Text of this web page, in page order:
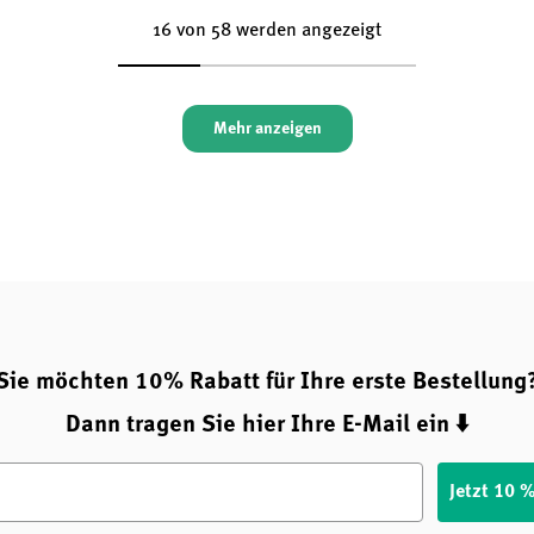
16 von 58 werden angezeigt
Mehr anzeigen
möchten 10% Rabatt für Ihre erste
Dann tragen Sie hier Ihre E-Mail ein ⬇️
Jetzt 10